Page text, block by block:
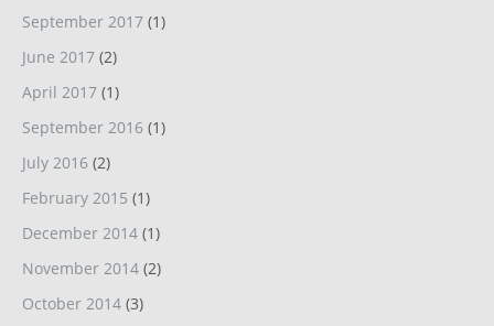
September 2017 (1)
June 2017 (2)
April 2017 (1)
September 2016 (1)
July 2016 (2)
February 2015 (1)
December 2014 (1)
November 2014 (2)
October 2014 (3)